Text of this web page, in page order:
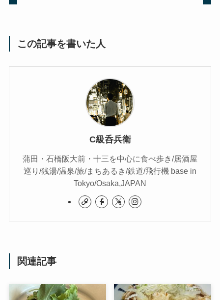
この記事を書いた人
C級呑兵衛
蒲田・石橋阪大前・十三を中心に食べ歩き/居酒屋
巡り/銭湯/温泉/旅/まちあるき/鉄道/飛行機 base in
Tokyo/Osaka,JAPAN
関連記事